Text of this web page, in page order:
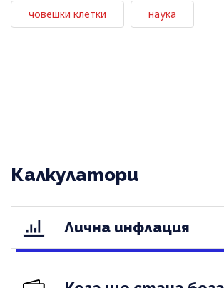
човешки клетки наука
Калкулатори
Лична инфлация